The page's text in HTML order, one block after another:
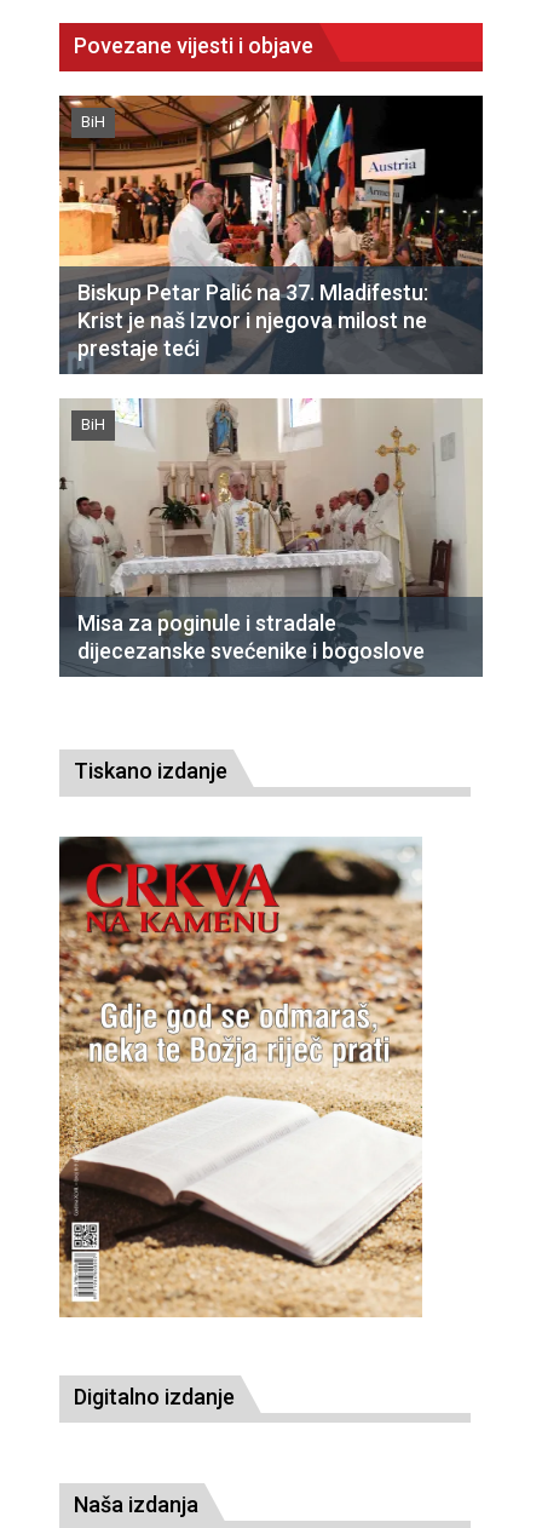
Povezane vijesti i objave
BiH
Biskup Petar Palić na 37. Mladifestu:
Krist je naš Izvor i njegova milost ne
prestaje teći
BiH
Misa za poginule i stradale
dijecezanske svećenike i bogoslove
Tiskano izdanje
Digitalno izdanje
Naša izdanja